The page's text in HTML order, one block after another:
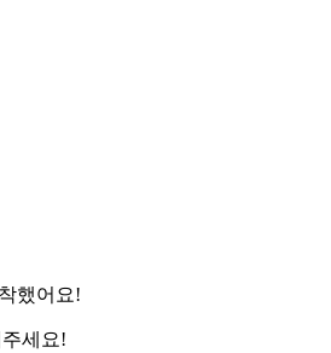
했어요!
세요!